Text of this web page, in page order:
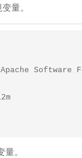
量。
Software
。